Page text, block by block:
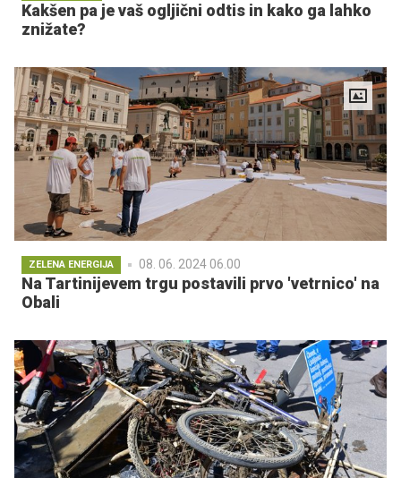
Kakšen pa je vaš ogljični odtis in kako ga lahko
znižate?
ZELENA ENERGIJA 08. 06. 2024 06.00
Na Tartinijevem trgu postavili prvo 'vetrnico' na
Obali